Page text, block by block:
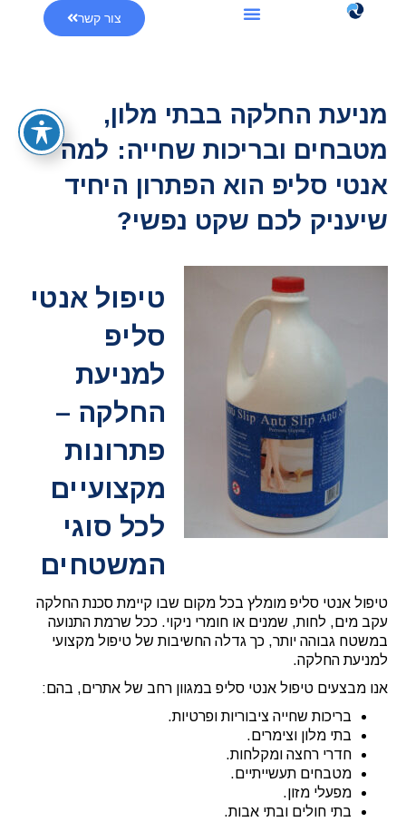
צור קשר
מניעת החלקה בבתי מלון,
מטבחים ובריכות שחייה: למה
אנטי סליפ הוא הפתרון היחיד
שיעניק לכם שקט נפשי?
טיפול אנטי
סליפ
למניעת
החלקה –
פתרונות
מקצועיים
לכל סוגי
המשטחים
טיפול אנטי סליפ מומלץ בכל מקום שבו קיימת סכנת החלקה
עקב מים, לחות, שמנים או חומרי ניקוי. ככל שרמת התנועה
במשטח גבוהה יותר, כך גדלה החשיבות של טיפול מקצועי
למניעת החלקה.
אנו מבצעים טיפול אנטי סליפ במגוון רחב של אתרים, בהם:
בריכות שחייה ציבוריות ופרטיות.
בתי מלון וצימרים.
חדרי רחצה ומקלחות.
מטבחים תעשייתיים.
מפעלי מזון.
בתי חולים ובתי אבות.